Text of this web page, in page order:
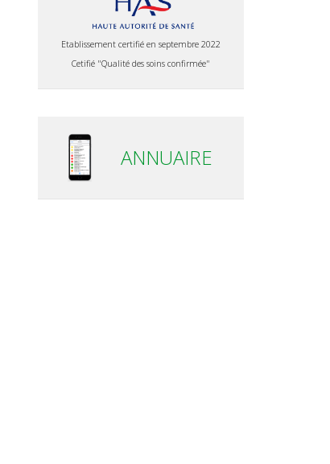
Etablissement certifié en septembre 2022
Cetifié "Qualité des soins confirmée"
ANNUAIRE